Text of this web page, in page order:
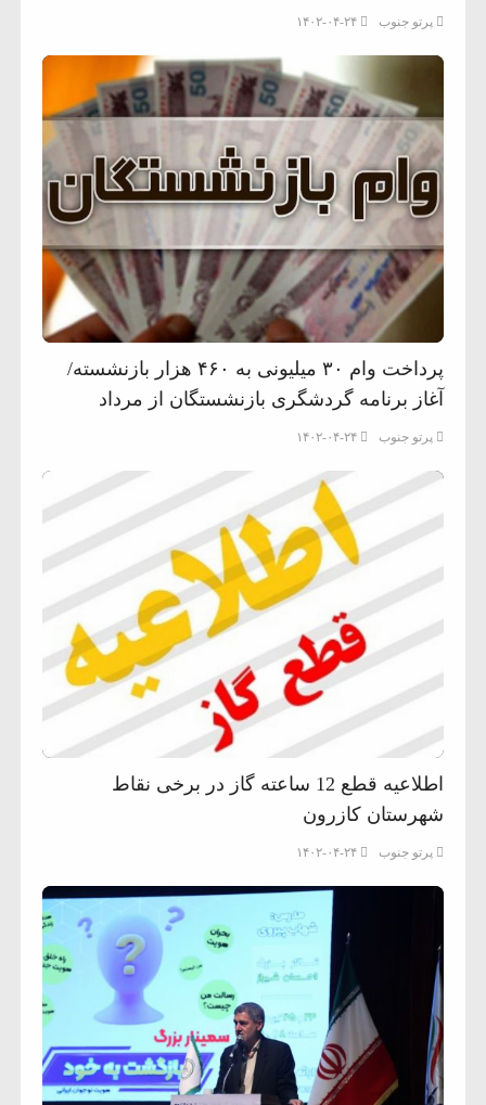
پرتو جنوب ۱۴۰۲-۰۴-۲۴
پرداخت وام ۳۰ میلیونی به ۴۶۰ هزار بازنشسته/
آغاز برنامه گردشگری بازنشستگان از مرداد
پرتو جنوب ۱۴۰۲-۰۴-۲۴
اطلاعیه قطع 12 ساعته گاز در برخی نقاط
شهرستان کازرون
پرتو جنوب ۱۴۰۲-۰۴-۲۴